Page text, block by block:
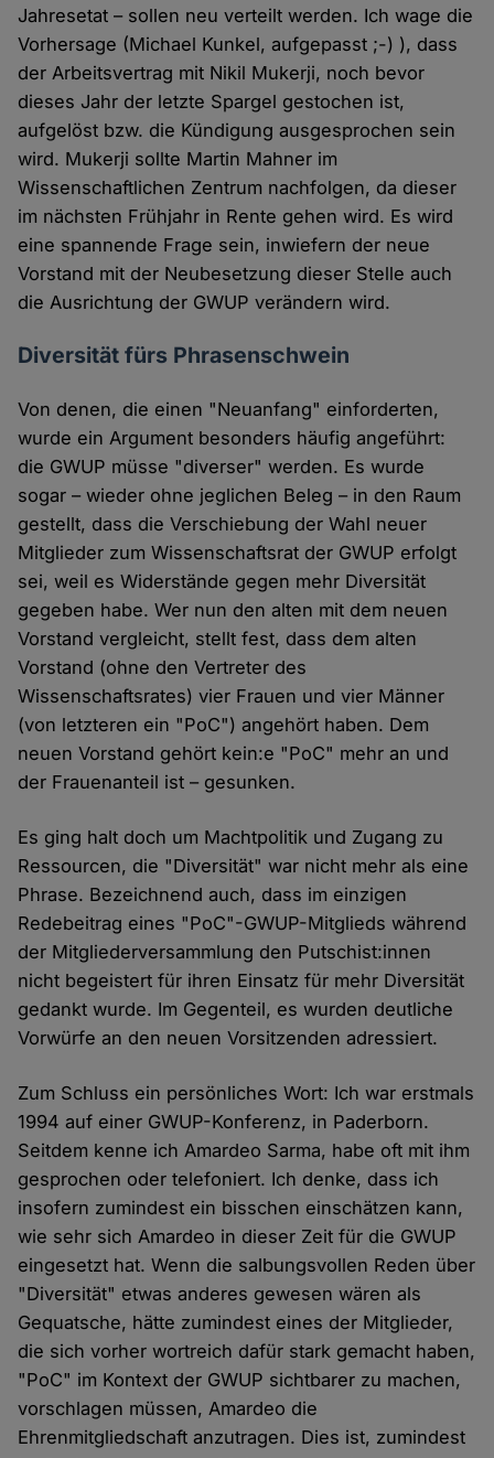
Jahresetat – sollen neu verteilt werden. Ich wage die
Vorhersage (Michael Kunkel, aufgepasst ;-) ), dass
der Arbeitsvertrag mit Nikil Mukerji, noch bevor
dieses Jahr der letzte Spargel gestochen ist,
aufgelöst bzw. die Kündigung ausgesprochen sein
wird. Mukerji sollte Martin Mahner im
Wissenschaftlichen Zentrum nachfolgen, da dieser
im nächsten Frühjahr in Rente gehen wird. Es wird
eine spannende Frage sein, inwiefern der neue
Vorstand mit der Neubesetzung dieser Stelle auch
die Ausrichtung der GWUP verändern wird.
Diversität fürs Phrasenschwein
Von denen, die einen "Neuanfang" einforderten,
wurde ein Argument besonders häufig angeführt:
die GWUP müsse "diverser" werden. Es wurde
sogar – wieder ohne jeglichen Beleg – in den Raum
gestellt, dass die Verschiebung der Wahl neuer
Mitglieder zum Wissenschaftsrat der GWUP erfolgt
sei, weil es Widerstände gegen mehr Diversität
gegeben habe. Wer nun den alten mit dem neuen
Vorstand vergleicht, stellt fest, dass dem alten
Vorstand (ohne den Vertreter des
Wissenschaftsrates) vier Frauen und vier Männer
(von letzteren ein "PoC") angehört haben. Dem
neuen Vorstand gehört kein:e "PoC" mehr an und
der Frauenanteil ist – gesunken.
Es ging halt doch um Machtpolitik und Zugang zu
Ressourcen, die "Diversität" war nicht mehr als eine
Phrase. Bezeichnend auch, dass im einzigen
Redebeitrag eines "PoC"-GWUP-Mitglieds während
der Mitgliederversammlung den Putschist:innen
nicht begeistert für ihren Einsatz für mehr Diversität
gedankt wurde. Im Gegenteil, es wurden deutliche
Vorwürfe an den neuen Vorsitzenden adressiert.
Zum Schluss ein persönliches Wort: Ich war erstmals
1994 auf einer GWUP-Konferenz, in Paderborn.
Seitdem kenne ich Amardeo Sarma, habe oft mit ihm
gesprochen oder telefoniert. Ich denke, dass ich
insofern zumindest ein bisschen einschätzen kann,
wie sehr sich Amardeo in dieser Zeit für die GWUP
eingesetzt hat. Wenn die salbungsvollen Reden über
"Diversität" etwas anderes gewesen wären als
Gequatsche, hätte zumindest eines der Mitglieder,
die sich vorher wortreich dafür stark gemacht haben,
"PoC" im Kontext der GWUP sichtbarer zu machen,
vorschlagen müssen, Amardeo die
Ehrenmitgliedschaft anzutragen. Dies ist, zumindest